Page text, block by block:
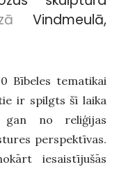
Vindmeulā,
Bībeles tematikai
ir spilgts šī laika
gan no reliģijas
perspektīvas.
iesaistījušās